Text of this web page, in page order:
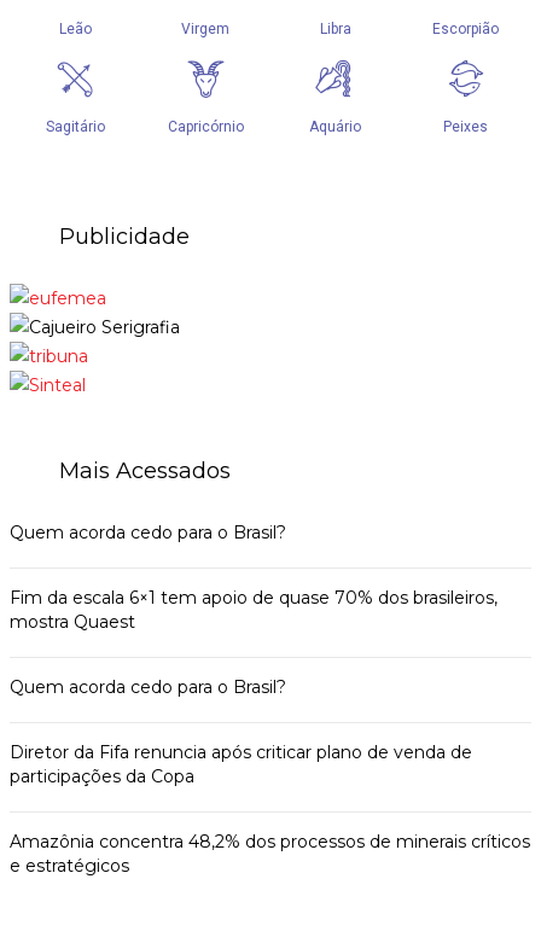
Publicidade
Mais Acessados
Quem acorda cedo para o Brasil?
Fim da escala 6×1 tem apoio de quase 70% dos brasileiros,
mostra Quaest
Quem acorda cedo para o Brasil?
Diretor da Fifa renuncia após criticar plano de venda de
participações da Copa
Amazônia concentra 48,2% dos processos de minerais críticos
e estratégicos